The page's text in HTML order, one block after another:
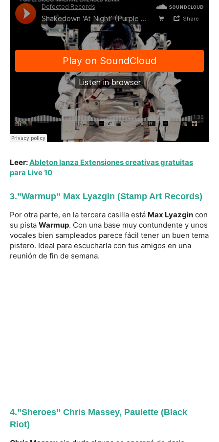
Leer:Ableton lanza Extensiones creativas gratuitas
para Live 10
3.”Warmup” Max Lyazgin (Stamp Art Records)
Por otra parte, en la tercera casilla está Max Lyazgin con
su pista Warmup. Con una base muy contundente y unos
vocales bien sampleados parece fácil tener un buen tema
pistero. Ideal para escucharla con tus amigos en una
reunión de fin de semana.
4.”Sheroes” Chris Massey, Paulette (Black
Riot)